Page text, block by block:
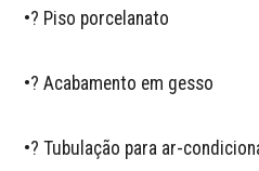
•? Piso porcelanato
•? Acabamento em gesso
•? Tubulação para ar-